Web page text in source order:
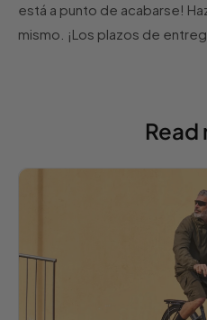
está a punto de acabarse!
mismo. ¡Los plazos de
Read